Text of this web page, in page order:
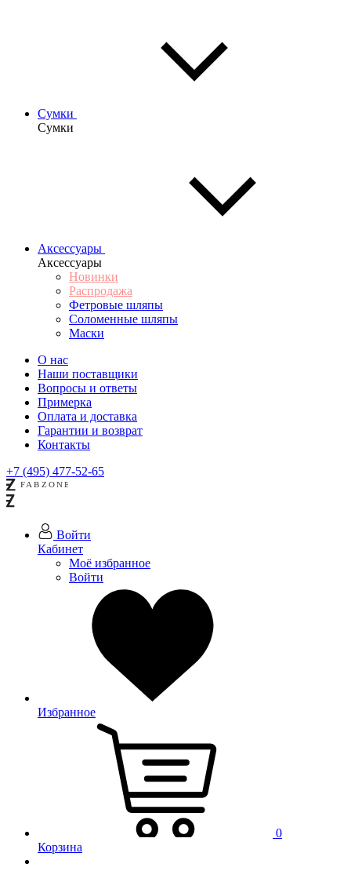
Сумки
Сумки
Аксессуары
Аксессуары
Новинки
Распродажа
Фетровые шляпы
Соломенные шляпы
Маски
О нас
Наши поставщики
Вопросы и ответы
Примерка
Оплата и доставка
Гарантии и возврат
Контакты
+7 (495) 477-52-65
Войти
Кабинет
Моё избранное
Войти
Избранное
0
Корзина